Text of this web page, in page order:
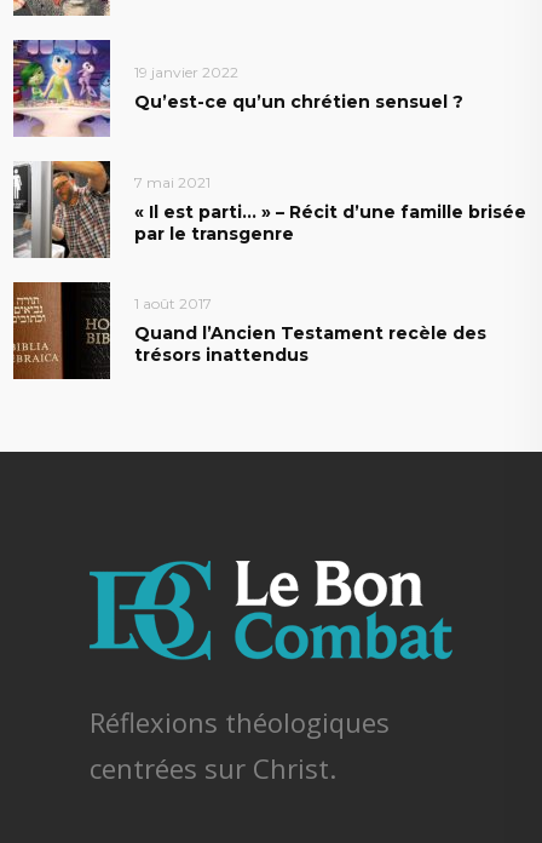
19 janvier 2022
Qu’est-ce qu’un chrétien sensuel ?
7 mai 2021
« Il est parti… » – Récit d’une famille brisée
par le transgenre
1 août 2017
Quand l’Ancien Testament recèle des
trésors inattendus
Réflexions théologiques
centrées sur Christ.